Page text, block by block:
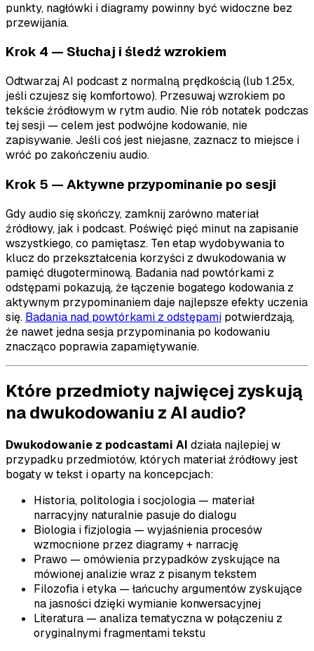
punkty, nagłówki i diagramy powinny być widoczne bez
przewijania.
Krok 4 — Słuchaj i śledź wzrokiem
Odtwarzaj AI podcast z normalną prędkością (lub 1.25x,
jeśli czujesz się komfortowo). Przesuwaj wzrokiem po
tekście źródłowym w rytm audio. Nie rób notatek podczas
tej sesji — celem jest podwójne kodowanie, nie
zapisywanie. Jeśli coś jest niejasne, zaznacz to miejsce i
wróć po zakończeniu audio.
Krok 5 — Aktywne przypominanie po sesji
Gdy audio się skończy, zamknij zarówno materiał
źródłowy, jak i podcast. Poświęć pięć minut na zapisanie
wszystkiego, co pamiętasz. Ten etap wydobywania to
klucz do przekształcenia korzyści z dwukodowania w
pamięć długoterminową. Badania nad powtórkami z
odstępami pokazują, że łączenie bogatego kodowania z
aktywnym przypominaniem daje najlepsze efekty uczenia
się. Badania nad powtórkami z odstępami potwierdzają,
że nawet jedna sesja przypominania po kodowaniu
znacząco poprawia zapamiętywanie.
Które przedmioty najwięcej zyskują
na dwukodowaniu z AI audio?
Dwukodowanie z podcastami AI działa najlepiej w
przypadku przedmiotów, których materiał źródłowy jest
bogaty w tekst i oparty na koncepcjach:
Historia, politologia i socjologia — materiał
narracyjny naturalnie pasuje do dialogu
Biologia i fizjologia — wyjaśnienia procesów
wzmocnione przez diagramy + narrację
Prawo — omówienia przypadków zyskujące na
mówionej analizie wraz z pisanym tekstem
Filozofia i etyka — łańcuchy argumentów zyskujące
na jasności dzięki wymianie konwersacyjnej
Literatura — analiza tematyczna w połączeniu z
oryginalnymi fragmentami tekstu